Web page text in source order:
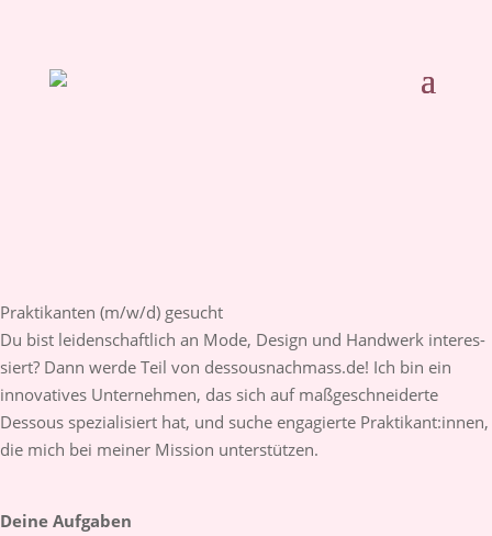
Praktikanten (m/w/d) gesucht
Du bist leiden­schaftl­ich an Mode, Design und Hand­werk inte­res­
siert? Dann werde Teil von dessous­nach­mass.de! Ich bin ein
innova­tives Unter­nehmen, das sich auf maß­geschnei­derte
Dessous spezia­lisiert hat, und suche engagierte Prakti­kant:­innen,
die mich bei meiner Mission unter­stützen.
Deine Aufgaben